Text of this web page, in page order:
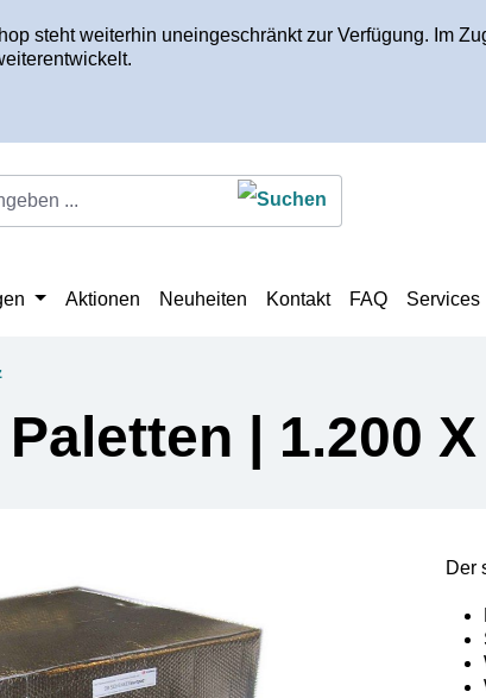
steht weiterhin uneingeschränkt zur Verfügung. Im
Aktionen Neuheiten Kontakt FAQ Services
| 1.200 X
Der